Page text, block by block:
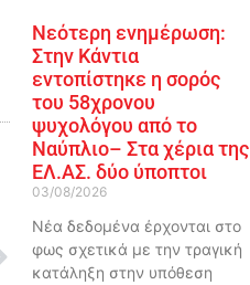
Νεότερη ενημέρωση:
Στην Κάντια
εντοπίστηκε η σορός
του 58χρονου
ψυχολόγου από το
Ναύπλιο– Στα χέρια της
ΕΛ.ΑΣ. δύο ύποπτοι
03/08/2026
Νέα δεδομένα έρχονται στο
φως σχετικά με την τραγική
κατάληξη στην υπόθεση